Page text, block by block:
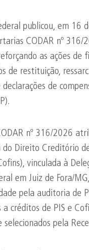
publicou, em 16
CODAR nº 316/
as ações de
de restituição,
de
nº 316/2026
Direito Creditório
vinculada à
em Juiz de Fora/
pela auditoria de
a créditos de PIS e
pela